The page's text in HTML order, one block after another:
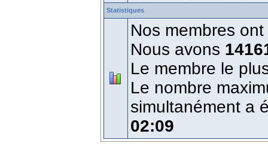
Statistiques
Nos membres
Nous avons
Le membre le
Le nombre
simultanément a
02:09